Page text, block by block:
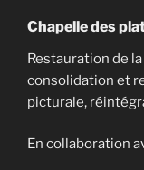
Chapelle des
Restauration de
consolidation et
picturale,
En collaboration